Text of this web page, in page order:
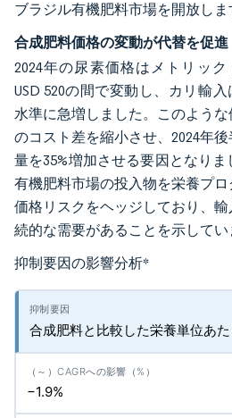
ブラジル有機肥料市場を開放しま
合成肥料価格の変動が代替を促進
2024年の尿素価格はメトリック
USD 520の間で変動し、カリ輸
水準に急増しました。このよう
のコスト差を縮小させ、2024年
量を35%増加させる要因となり
有機肥料市場の投入物を栄養プ
価格リスクをヘッジしており、
続的な需要があることを示してい
抑制要因の影響分析*
合成肥料と比較した栄養単位あ
−1.9%